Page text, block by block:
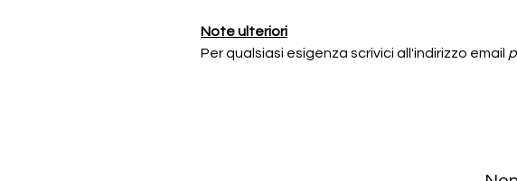
Note ulteriori
Per qualsiasi esigenza scrivici all'indirizzo email